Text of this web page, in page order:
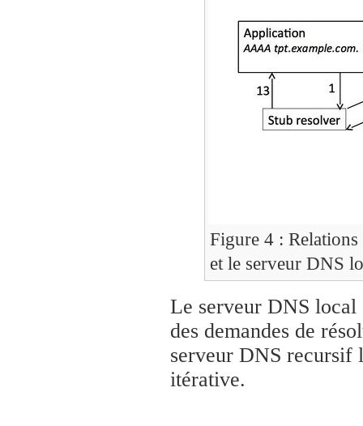
Figure 4 :
et le serveur DNS
Le serveur DNS local
des demandes de
serveur DNS recursif
itérative.